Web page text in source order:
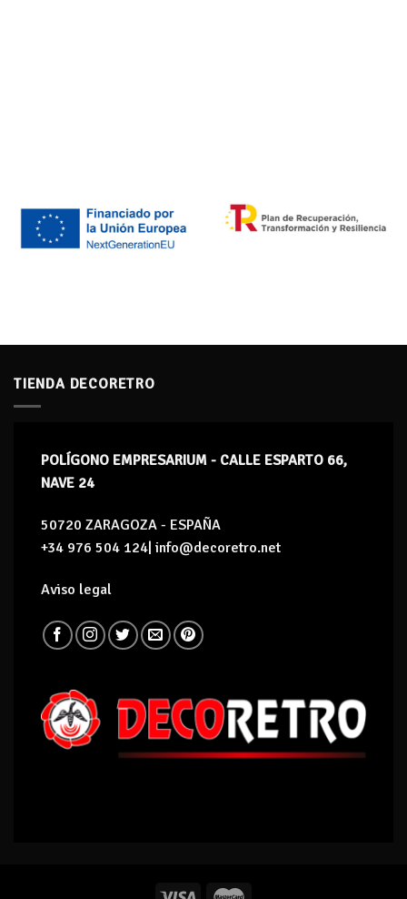
TIENDA DECORETRO
POLÍGONO EMPRESARIUM - CALLE ESPARTO 66,
NAVE 24
50720 ZARAGOZA - ESPAÑA
+34 976 504 124| info@decoretro.net
Aviso legal